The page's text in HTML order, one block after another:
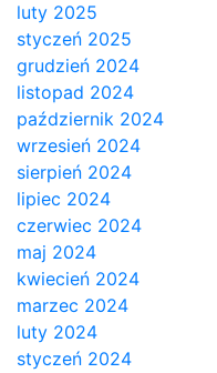
luty 2025
styczeń 2025
grudzień 2024
listopad 2024
październik 2024
wrzesień 2024
sierpień 2024
lipiec 2024
czerwiec 2024
maj 2024
kwiecień 2024
marzec 2024
luty 2024
styczeń 2024